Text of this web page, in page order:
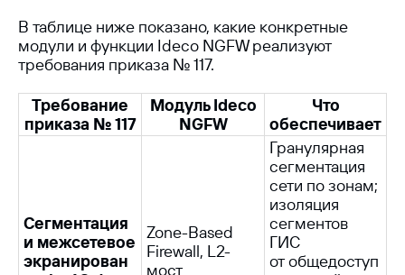
В таблице ниже показано, какие конкретные
модули и функции Ideco NGFW реализуют
требования приказа № 117.
Требование
приказа № 117
Модуль Ideco
NGFW
Что
обеспечивает
Сегментация
и межсетевое
экранирован
Zone-Based
Firewall, L2-
мост
Гранулярная
сегментация
сети по зонам;
изоляция
сегментов
ГИС
от общедоступ